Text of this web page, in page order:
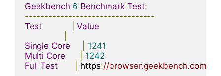
Geekbench 6 Benchmark Test:
---------------------------------
Test
Value
Single Core
1241
Multi Core
1242
Full Test https://browser.geekbench.com/